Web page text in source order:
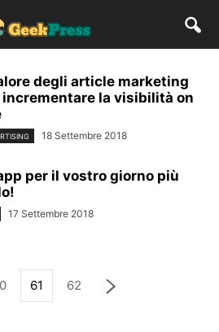
degli article marketing
incrementare la visibilità on
18 Settembre 2018
per il vostro giorno più
17 Settembre 2018
61 62